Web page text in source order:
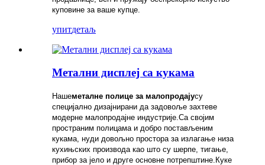
куповине за ваше купце.
упитдетаљ
Метални дисплеј са кукама
Нашеметалне полице за малопродајусу
специјално дизајнирани да задовоље захтеве
модерне малопродајне индустрије.Са својим
пространим полицама и добро постављеним
кукама, нуди довољно простора за излагање низа
кухињских производа као што су шерпе, тигање,
прибор за јело и друге основне потрепштине.Куке